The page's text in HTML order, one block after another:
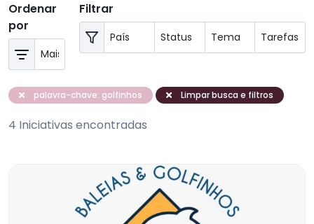
Ordenar
por
Filtrar
palavra-chave: golfinhos Limpar busca e filtros
4 Iniciativas encontradas